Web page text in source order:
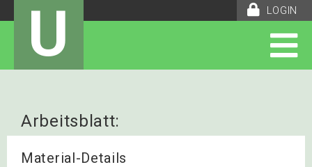
LOGIN
U
Arbeitsblatt:
Hörverständnis_Gabathuler
Material-Details